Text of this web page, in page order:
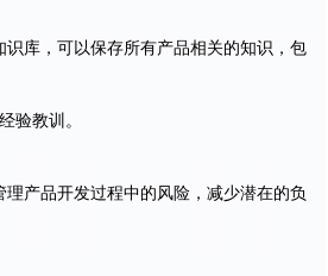
识库，可以保存所有产品相关的知识，包
验教训。
理产品开发过程中的风险，减少潜在的负